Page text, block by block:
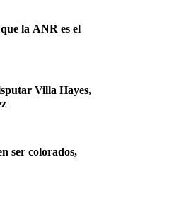
la ANR es el
Villa Hayes,
ser colorados,